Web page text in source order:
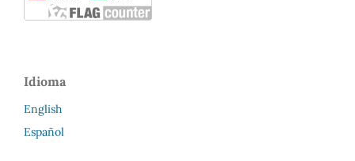
Idioma
English
Español